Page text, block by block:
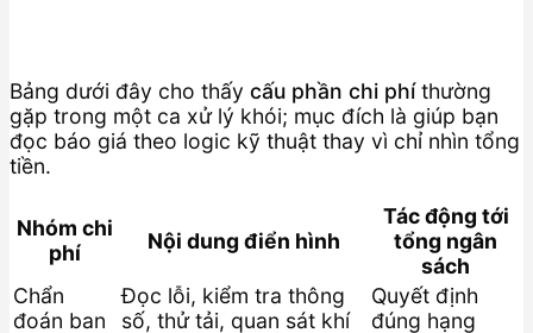
Bảng dưới đây cho thấy cấu phần chi phíthường
gặp trong một ca xử lý khói; mục đích là giúp bạn
đọc báo giá theo logic kỹ thuật thay vì chỉ nhìn tổng
tiền.
Nhóm chi
phí
Nội dung điển hình
Tác động tới
tổng ngân
sách
Chẩn
đoán ban
Đọc lỗi, kiểm tra thông
số, thử tải, quan sát khí
Quyết định
đúng hạng